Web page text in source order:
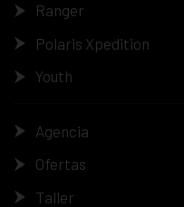
Ranger
Polaris Xpedition
Youth
Agencia
Ofertas
Taller